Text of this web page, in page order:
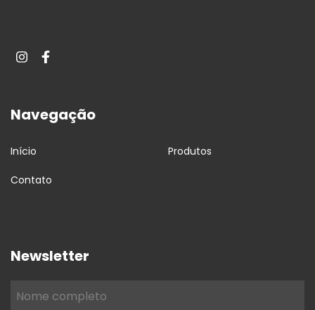
Navegação
Início Produtos
Contato
Newsletter